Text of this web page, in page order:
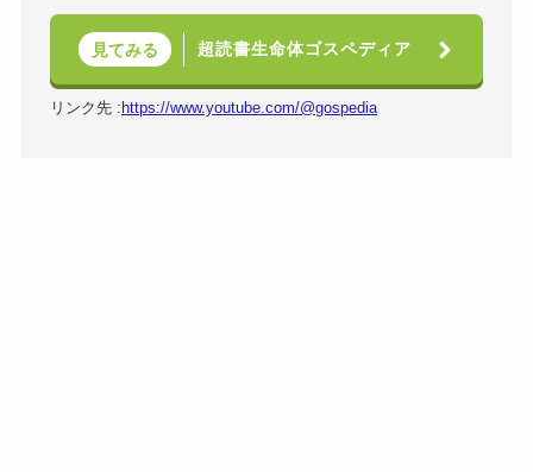
見てみる 超読書生命体ゴスペディア
リンク先 : https://www.youtube.com/@gospedia